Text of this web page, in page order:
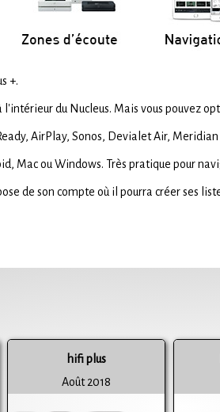
+.
du Nucleus. Mais vous pouvez
AirPlay, Sonos, Devialet Air, Meridian
Mac ou Windows. Très pratique pour
de son compte où il pourra créer ses
hifi plus
Août 2018